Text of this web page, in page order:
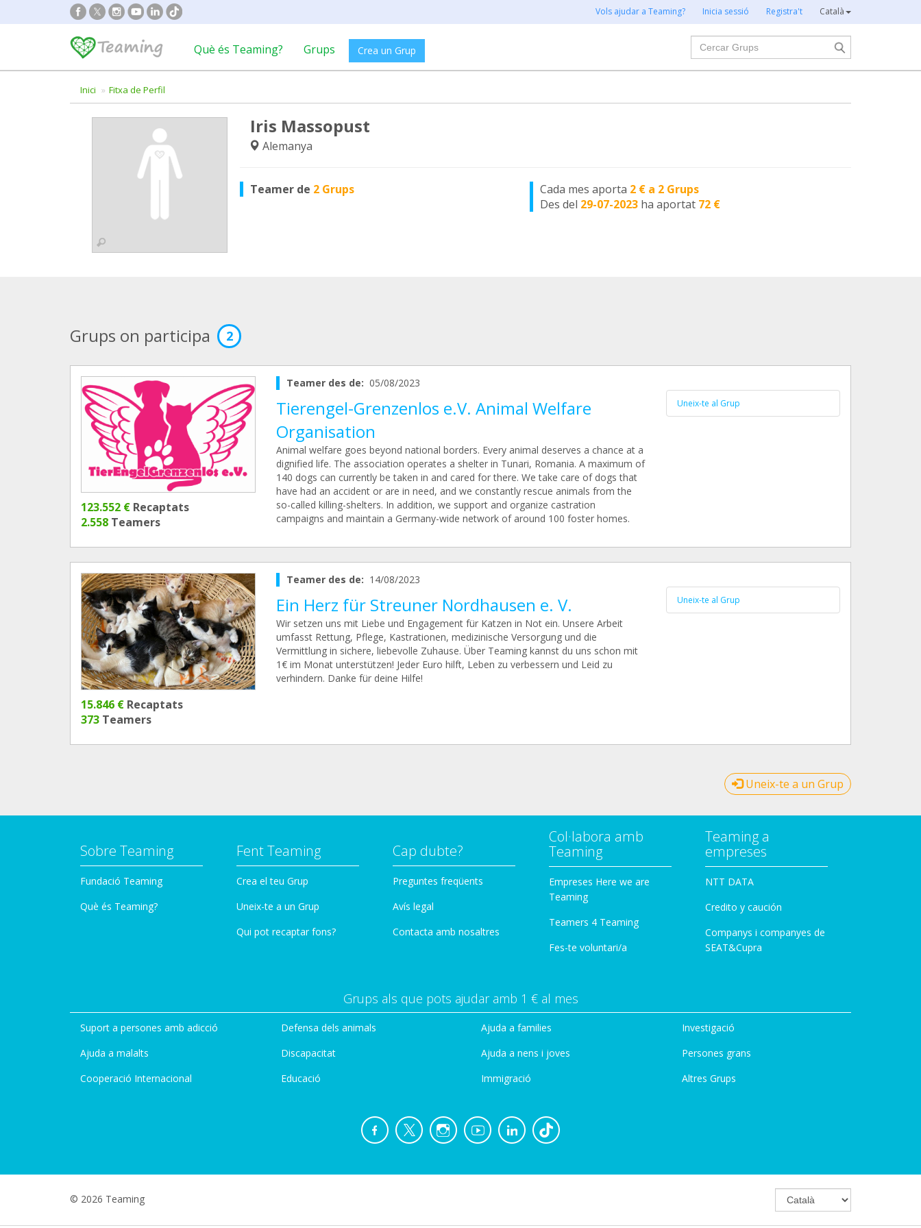
Vols ajudar a Teaming? Inicia sessió Registra't Català
Què és Teaming? Grups Crea un Grup
Cercar
Inici Fitxa de Perfil
Iris Massopust
Alemanya
Teamer de 2 Grups Cada mes aporta 2 € a 2 Grups
Des del 29-07-2023 ha aportat 72 €
Grups on participa 2
123.552 € Recaptats
2.558 Teamers
Teamer des de: 05/08/2023
Tierengel-Grenzenlos e.V. Animal Welfare
Organisation
Animal welfare goes beyond national borders. Every animal deserves a chance at a
dignified life. The association operates a shelter in Tunari, Romania. A maximum of
140 dogs can currently be taken in and cared for there. We take care of dogs that
have had an accident or are in need, and we constantly rescue animals from the
so-called killing-shelters. In addition, we support and organize castration
campaigns and maintain a Germany-wide network of around 100 foster homes.
Uneix-te al Grup
15.846 € Recaptats
373 Teamers
Teamer des de: 14/08/2023
Ein Herz für Streuner Nordhausen e. V.
Wir setzen uns mit Liebe und Engagement für Katzen in Not ein. Unsere Arbeit
umfasst Rettung, Pflege, Kastrationen, medizinische Versorgung und die
Vermittlung in sichere, liebevolle Zuhause. Über Teaming kannst du uns schon mit
1€ im Monat unterstützen! Jeder Euro hilft, Leben zu verbessern und Leid zu
verhindern. Danke für deine Hilfe!
Uneix-te al Grup
Uneix-te a un Grup
Sobre Teaming
Fundació Teaming
Què és Teaming?
Fent Teaming
Crea el teu Grup
Uneix-te a un Grup
Qui pot recaptar fons?
Cap dubte?
Preguntes freqüents
Avís legal
Contacta amb nosaltres
Col·labora amb
Teaming
Empreses Here we are
Teaming
Teamers 4 Teaming
Fes-te voluntari/a
Teaming a
empreses
NTT DATA
Credito y caución
Companys i companyes de
SEAT&Cupra
Grups als que pots ajudar amb 1 € al mes
Suport a persones amb adicció
Ajuda a malalts
Cooperació Internacional
Defensa dels animals
Discapacitat
Educació
Ajuda a families
Ajuda a nens i joves
Immigració
Investigació
Persones grans
Altres Grups
© 2026 Teaming